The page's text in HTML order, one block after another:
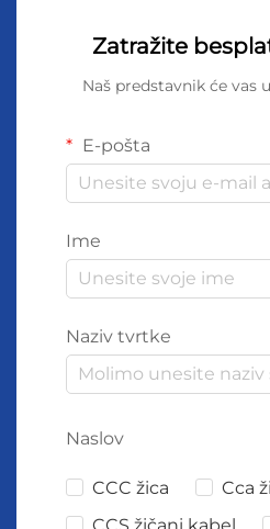
Zatražite
Naš predstavnik će vas
E-pošta
Ime
Naziv tvrtke
Naslov
CCC žica
Cca
CCS žičani kabel